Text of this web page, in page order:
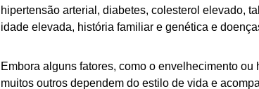
hipertensão arterial, diabetes, colesterol elevado,
idade elevada, história familiar e genética e
Embora alguns fatores, como o envelhecimento
muitos outros dependem do estilo de vida e